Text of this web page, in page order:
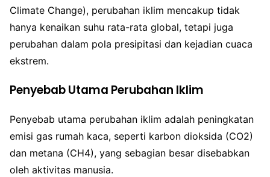
Climate Change), perubahan iklim mencakup tidak
hanya kenaikan suhu rata-rata global, tetapi juga
perubahan dalam pola presipitasi dan kejadian cuaca
ekstrem.
Penyebab Utama Perubahan Iklim
Penyebab utama perubahan iklim adalah peningkatan
emisi gas rumah kaca, seperti karbon dioksida (CO2)
dan metana (CH4), yang sebagian besar disebabkan
oleh aktivitas manusia.